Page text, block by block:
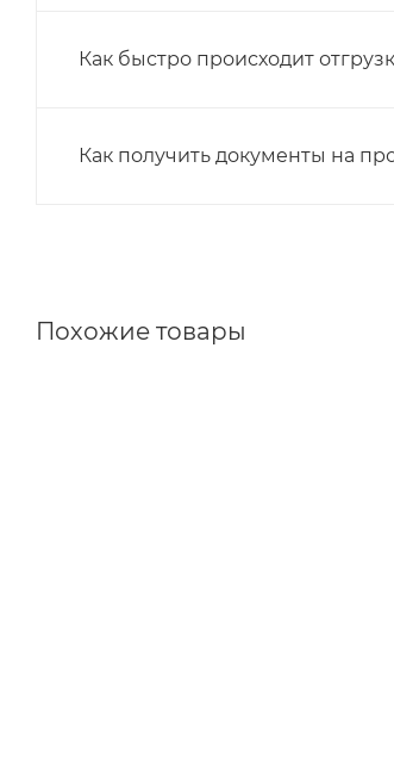
Как быстро происходит
Как получить документы на
Похожие товары